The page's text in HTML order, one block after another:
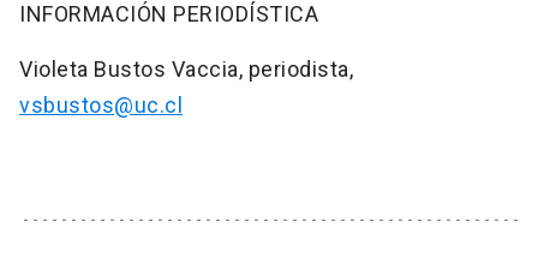
INFORMACIÓN PERIODÍSTICA
Violeta Bustos Vaccia, periodista,
vsbustos@uc.cl